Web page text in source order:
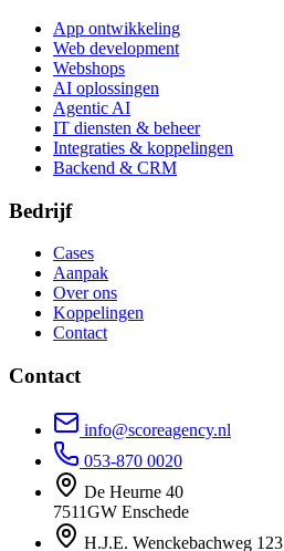
App ontwikkeling
Web development
Webshops
AI oplossingen
Agentic AI
IT diensten & beheer
Integraties & koppelingen
Backend & CRM
Bedrijf
Cases
Aanpak
Over ons
Koppelingen
Contact
Contact
info@scoreagency.nl
053-870 0020
De Heurne 40
7511GW Enschede
H.J.E. Wenckebachweg 123